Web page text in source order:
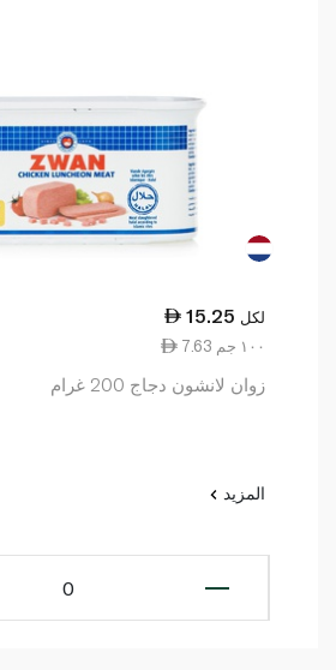
15.25 لكل
7.63 ١٠٠ جم
زوان لانشون دجاج 200 غرام
المزيد
0